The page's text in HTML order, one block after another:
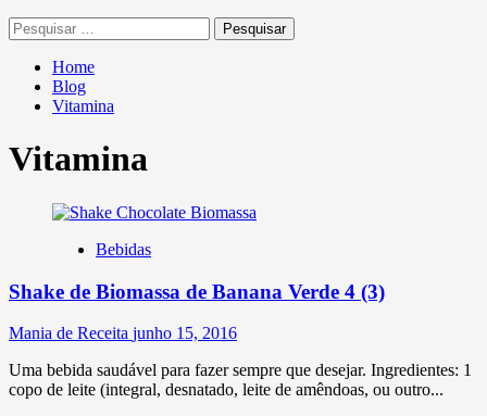
Pesquisar
por:
Home
Blog
Vitamina
Vitamina
Bebidas
Shake de Biomassa de Banana Verde 4 (3)
Mania de Receita junho 15, 2016
Uma bebida saudável para fazer sempre que desejar. Ingredientes: 1
copo de leite (integral, desnatado, leite de amêndoas, ou outro...